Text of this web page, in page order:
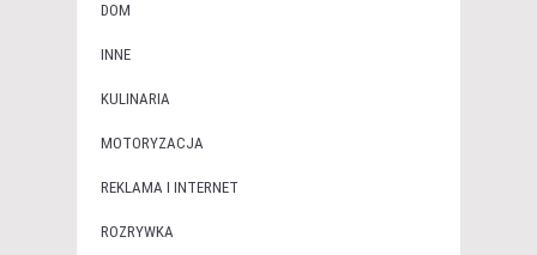
DOM
INNE
KULINARIA
MOTORYZACJA
REKLAMA I INTERNET
ROZRYWKA